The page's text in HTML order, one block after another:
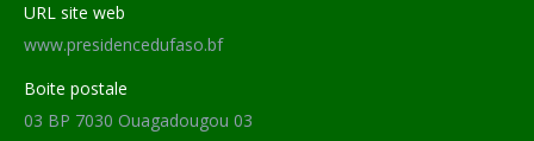
URL site web
www.presidencedufaso.bf
Boite postale
03 BP 7030 Ouagadougou 03